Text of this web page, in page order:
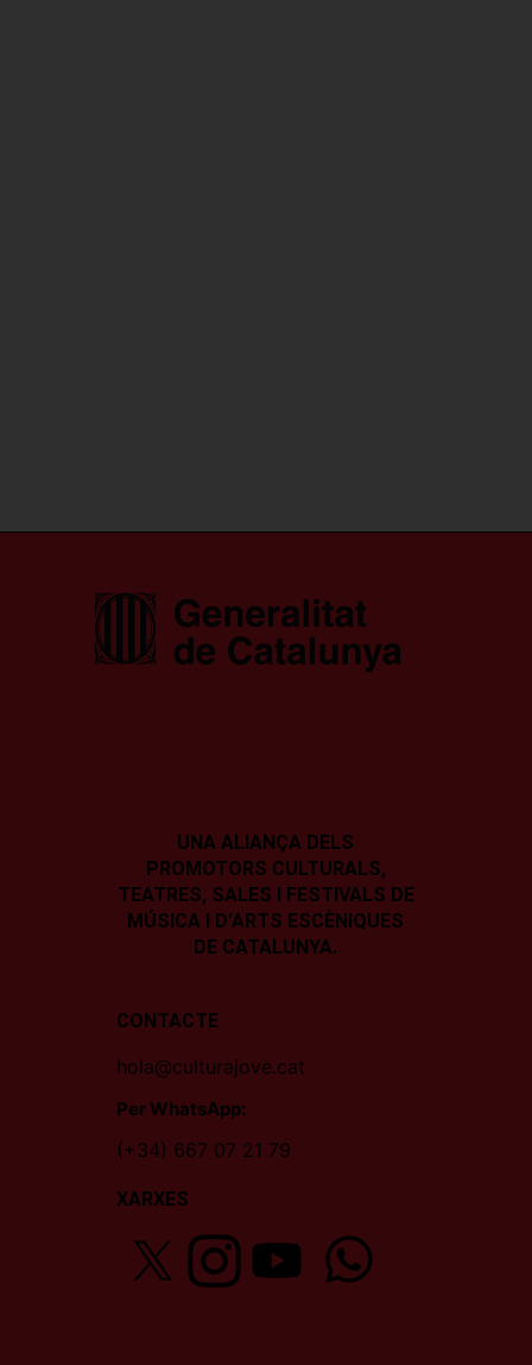
UNA ALIANÇA DELS
PROMOTORS CULTURALS,
TEATRES, SALES I
FESTIVALS DE
MÚSICA I D’ARTS ESCÈNIQUES
DE CATALUNYA.
CONTACTE
hola@culturajove.cat
Per WhatsApp:
(+34) 667 07 21 79
XARXES